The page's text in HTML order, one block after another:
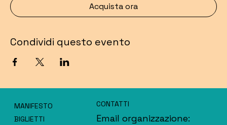
Acquista ora
Condividi questo evento
MANIFESTO
BIGLIETTI
CONTATTI
Email organizzazione: